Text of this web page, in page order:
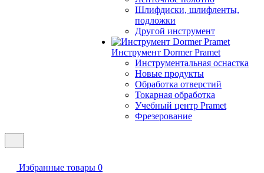
Шлифдиски, шлифленты,
подложки
Другой инструмент
Инструмент Dormer Pramet
Инструментальная оснастка
Новые продукты
Обработка отверстий
Токарная обработка
Учебный центр Pramet
Фрезерование
Избранные товары 0